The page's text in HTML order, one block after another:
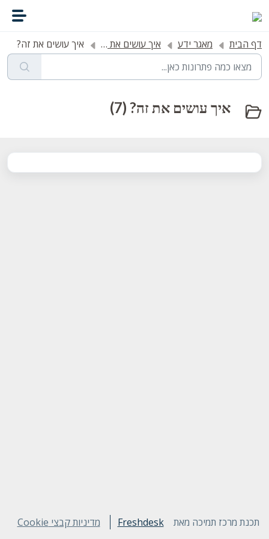
דף הבית מאגר ידע איך עושים את זה? איך עושים את זה?
איך עושים את זה? (7)
תכנת מרכז תמיכה מאת Freshdesk מדיניות קבצי Cookie